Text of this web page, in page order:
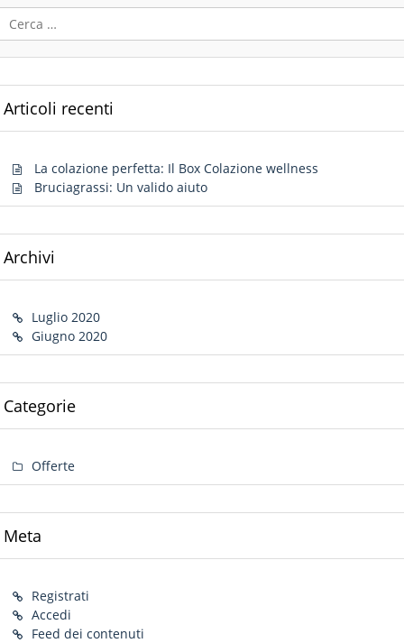
Articoli recenti
La colazione perfetta: Il Box Colazione wellness
Bruciagrassi: Un valido aiuto
Archivi
Luglio 2020
Giugno 2020
Categorie
Offerte
Meta
Registrati
Accedi
Feed dei contenuti